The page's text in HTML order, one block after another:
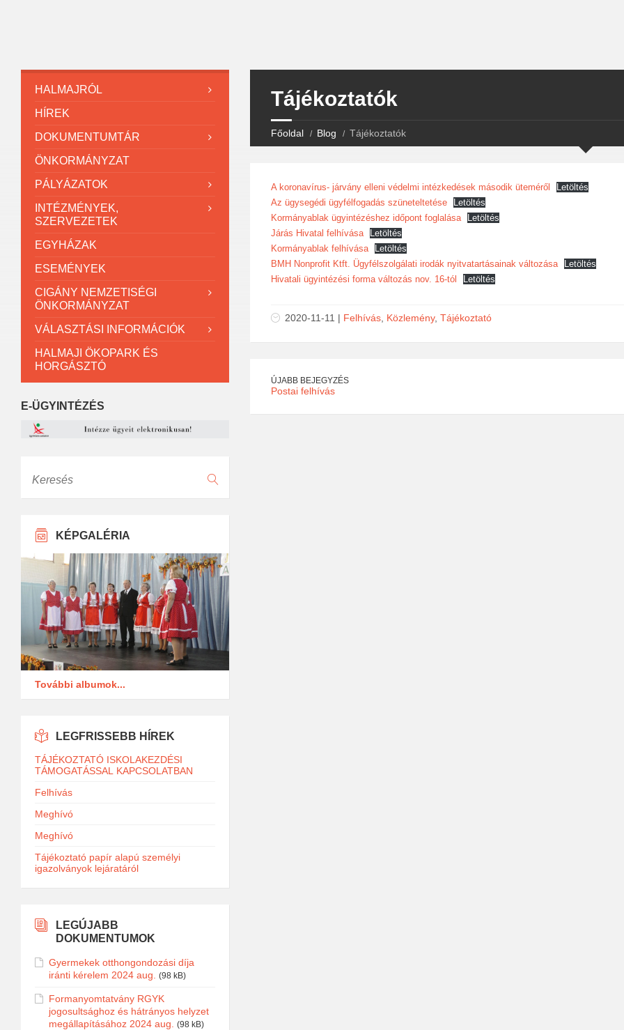
Tájékoztatók
Főoldal Blog Tájékoztatók
A koronavírus- járvány elleni védelmi intézkedések második üteméről
Letöltés
Az ügysegédi ügyfélfogadás szüneteltetése
Letöltés
Kormányablak ügyintézéshez időpont foglalása
Letöltés
Járás Hivatal felhívása
Letöltés
Kormányablak felhívása
Letöltés
BMH Nonprofit Ktft. Ügyfélszolgálati irodák nyitvatartásainak változása
Letöltés
Hivatali ügyintézési forma változás nov. 16-tól
Letöltés
2020-11-11 | Felhívás, Közlemény, Tájékoztató
ÚJABB BEJEGYZÉS
Postai felhívás
HALMAJRÓL
HÍREK
DOKUMENTUMTÁR
ÖNKORMÁNYZAT
PÁLYÁZATOK
INTÉZMÉNYEK,
SZERVEZETEK
EGYHÁZAK
ESEMÉNYEK
CIGÁNY NEMZETISÉGI
ÖNKORMÁNYZAT
VÁLASZTÁSI INFORMÁCIÓK
HALMAJI ÖKOPARK ÉS
HORGÁSZTÓ
E-ÜGYINTÉZÉS
KÉPGALÉRIA
További albumok...
LEGFRISSEBB HÍREK
TÁJÉKOZTATÓ ISKOLAKEZDÉSI
TÁMOGATÁSSAL KAPCSOLATBAN
Felhívás
Meghívó
Meghívó
Tájékoztató papír alapú személyi
igazolványok lejáratáról
LEGÚJABB
DOKUMENTUMOK
Gyermekek otthongondozási díja
iránti kérelem 2024 aug.
(98 kB)
Formanyomtatvány RGYK
jogosultsághoz és hátrányos helyzet
megállapításához 2024 aug.
(98 kB)